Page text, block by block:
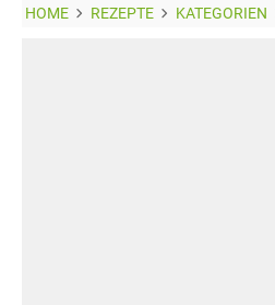
HOME REZEPTE KATEGORIEN